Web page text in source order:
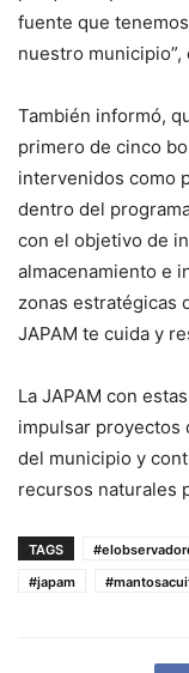
fuente que
nuestro municipio”,
También informó,
primero de cinco
intervenidos como
dentro del
con el objetivo de
almacenamiento e
zonas estratégicas
JAPAM te cuida y
La JAPAM con
impulsar proyectos
del municipio y
recursos naturales
TAGS
#japam